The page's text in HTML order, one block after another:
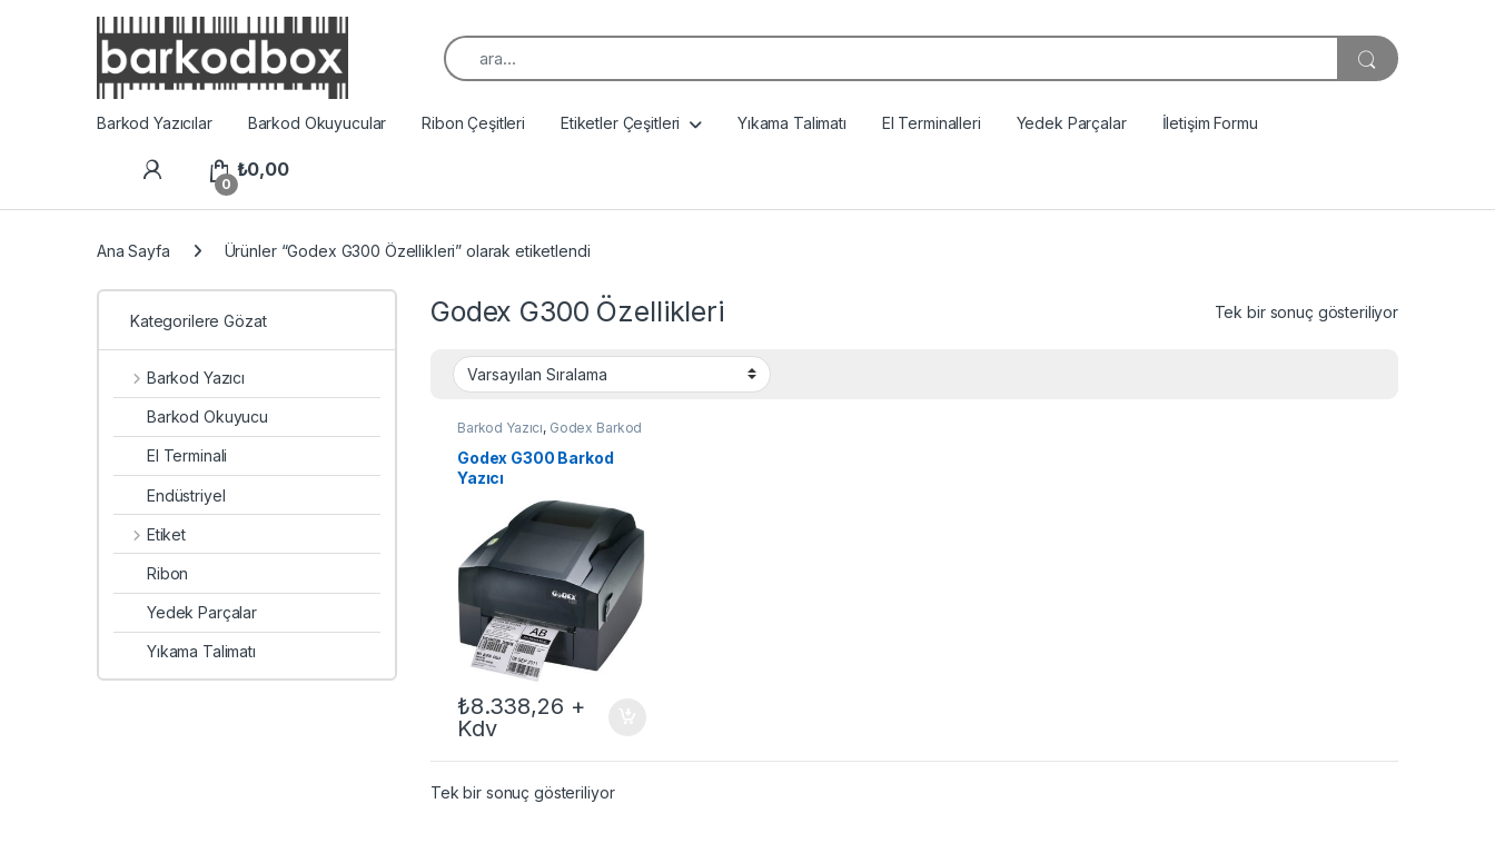
Aramak:
Barkod Yazıcılar Barkod Okuyucular Ribon Çeşitleri Etiketler Çeşitleri Yıkama Talimatı El Terminalleri Yedek Parçalar İletişim Formu
0
₺0,00
Ana Sayfa Ürünler “Godex G300 Özellikleri” olarak etiketlendi
Godex G300 Özellikleri Tek bir sonuç gösteriliyor
Barkod Yazıcı, Godex Barkod
Godex G300 Barkod
Yazıcı
₺8.338,26 +
Kdv
Tek bir sonuç gösteriliyor
Kategorilere Gözat
Barkod Yazıcı
Barkod Okuyucu
El Terminali
Endüstriyel
Etiket
Ribon
Yedek Parçalar
Yıkama Talimatı